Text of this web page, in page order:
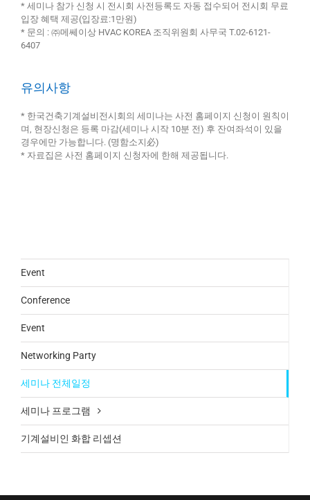
* 세미나 참가 신청 시 전시회 사전등록도 자동 접수되어 전시회 무료
입장 혜택 제공(입장료:1만원)
* 문의 : ㈜메쎄이상 HVAC KOREA 조직위원회 사무국 T.02-6121-
6407
유의사항
* 한국건축기계설비전시회의 세미나는 사전 홈페이지 신청이 원칙이
며, 현장신청은 등록 마감(세미나 시작 10분 전) 후 잔여좌석이 있을
경우에만 가능합니다. (명함소지必)
* 자료집은 사전 홈페이지 신청자에 한해 제공됩니다.
Event
Conference
Event
Networking Party
세미나 전체일정
세미나 프로그램
기계설비인 화합 리셉션